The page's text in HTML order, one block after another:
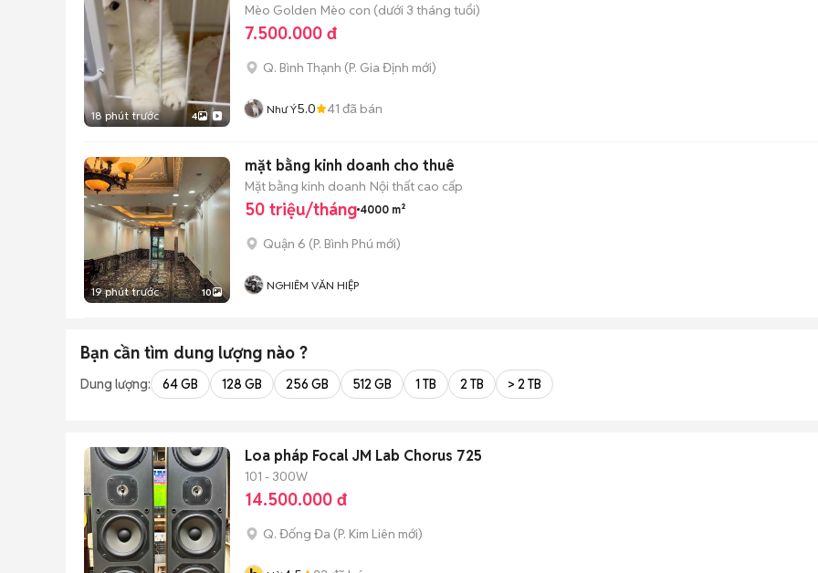
18 phút trước 4
Mèo Golden Mèo con (dưới 3 tháng tuổi)
7.500.000 đ
Q. Bình Thạnh (P. Gia Định mới)
Như Ý5.0 41 đã bán
19 phút trước 10
mặt bằng kinh doanh cho thuê
Mặt bằng kinh doanh Nội thất cao cấp
50 triệu/tháng 4000 m²
Quận 6 (P. Bình Phú mới)
NGHIÊM VĂN HIỆP
Bạn cần tìm dung lượng nào ?
Dung lượng: 64 GB 128 GB 256 GB 512 GB 1 TB 2 TB > 2 TB
Loa pháp Focal JM Lab Chorus 725
101 - 300W
14.500.000 đ
Q. Đống Đa (P. Kim Liên mới)